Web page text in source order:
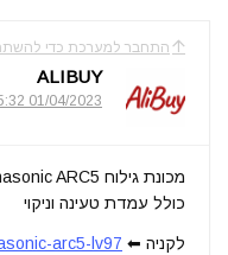
התחבר למערכת כדי
ALIBUY
01/04/2023 at 15:32
מכונת גילוח Panasonic ARC5
כולל עמדת טעינה וניקוי
לקניה ⬅ arc5-lv97/